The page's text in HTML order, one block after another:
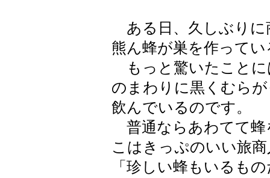
ある日、久しぶりに
熊ん蜂が巣を作って
もっと驚いたことに
のまわりに黒くむら
飲んでいるのです。
普通ならあわてて蜂
こはきっぷのいい旅商
「珍しい蜂もいるも